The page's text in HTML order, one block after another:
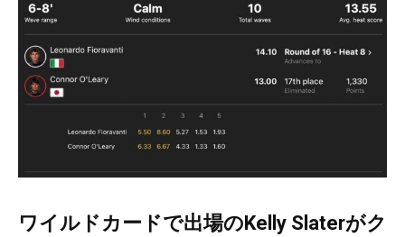
ワイルドカードで出場のKelly Slaterがク